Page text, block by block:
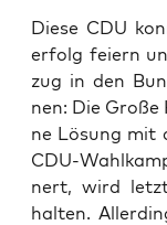
Die­se CDU
er­folg fei­ern
zug in den
nen: Die
ne Lösung mit
CDU-
nert, wird
hal­ten.